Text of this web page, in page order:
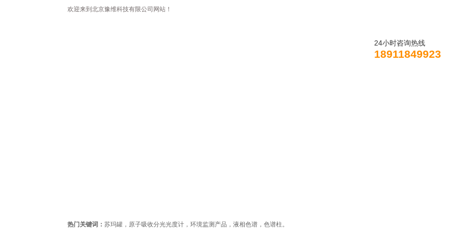
欢迎来到北京豫维科技有限公司网站！
24小时咨询热线
18911849923
热门关键词： 苏玛罐，原子吸收分光光度计，环境监测产品，液相色谱，色谱柱。